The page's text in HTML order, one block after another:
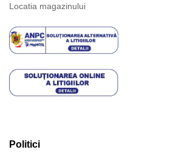
Locatia magazinului
Politici